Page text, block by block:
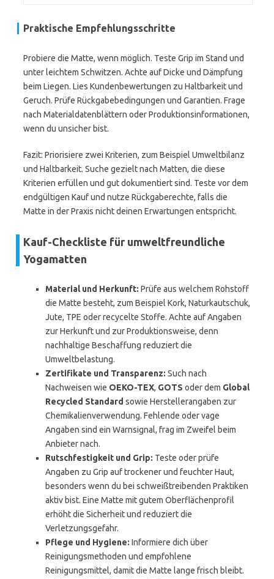
Praktische Empfehlungsschritte
Probiere die Matte, wenn möglich. Teste Grip im Stand und
unter leichtem Schwitzen. Achte auf Dicke und Dämpfung
beim Liegen. Lies Kundenbewertungen zu Haltbarkeit und
Geruch. Prüfe Rückgabebedingungen und Garantien. Frage
nach Materialdatenblättern oder Produktionsinformationen,
wenn du unsicher bist.
Fazit: Priorisiere zwei Kriterien, zum Beispiel Umweltbilanz
und Haltbarkeit. Suche gezielt nach Matten, die diese
Kriterien erfüllen und gut dokumentiert sind. Teste vor dem
endgültigen Kauf und nutze Rückgaberechte, falls die
Matte in der Praxis nicht deinen Erwartungen entspricht.
Kauf-Checkliste für umweltfreundliche
Yogamatten
Material und Herkunft: Prüfe aus welchem Rohstoff
die Matte besteht, zum Beispiel Kork, Naturkautschuk,
Jute, TPE oder recycelte Stoffe. Achte auf Angaben
zur Herkunft und zur Produktionsweise, denn
nachhaltige Beschaffung reduziert die
Umweltbelastung.
Zertifikate und Transparenz: Such nach
Nachweisen wie OEKO-TEX, GOTS oder dem Global
Recycled Standard sowie Herstellerangaben zur
Chemikalienverwendung. Fehlende oder vage
Angaben sind ein Warnsignal, frag im Zweifel beim
Anbieter nach.
Rutschfestigkeit und Grip: Teste oder prüfe
Angaben zu Grip auf trockener und feuchter Haut,
besonders wenn du bei schweißtreibenden Praktiken
aktiv bist. Eine Matte mit gutem Oberflächenprofil
erhöht die Sicherheit und reduziert die
Verletzungsgefahr.
Pflege und Hygiene: Informiere dich über
Reinigungsmethoden und empfohlene
Reinigungsmittel, damit die Matte lange frisch bleibt.